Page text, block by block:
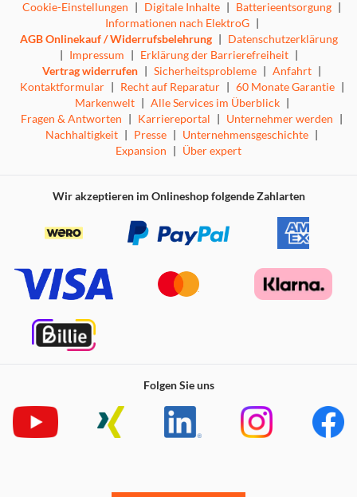
Cookie-Einstellungen | Digitale Inhalte | Batterieentsorgung |
Informationen nach ElektroG |
AGB Onlinekauf / Widerrufsbelehrung | Datenschutzerklärung
| Impressum | Erklärung der Barrierefreiheit |
Vertrag widerrufen | Sicherheitsprobleme | Anfahrt |
Kontaktformular | Recht auf Reparatur | 60 Monate Garantie |
Markenwelt | Alle Services im Überblick |
Fragen & Antworten | Karriereportal | Unternehmer werden |
Nachhaltigkeit | Presse | Unternehmensgeschichte |
Expansion | Über expert
Wir akzeptieren im Onlineshop folgende Zahlarten
Folgen Sie uns